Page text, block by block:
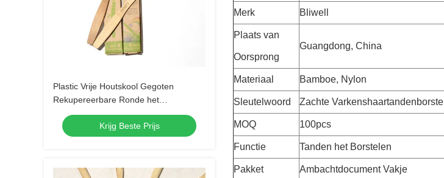
Plastic Vrije Houtskool Gegoten
Rekupereerbare Ronde het
Bamboetandenborstel van de
Bamboetandenborstel
Krijg Beste Prijs
Merk Bliwell
Plaats van
Oorsprong
Guangdong, China
Materiaal Bamboe, Nylon
Sleutelwoord Zachte Varkenshaartandenborstel
MOQ 100pcs
Functie Tanden het Borstelen
Pakket Ambachtdocument Vakje